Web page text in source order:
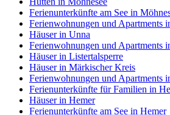
Ferienunterkünfte am See in
Ferienwohnungen und Apartments
Häuser in Unna
Ferienwohnungen und Apartments
Häuser in Listertalsperre
Häuser in Märkischer Kreis
Ferienwohnungen und Apartments
Ferienunterkünfte für Familien in
Häuser in Hemer
Ferienunterkünfte am See in Hemer